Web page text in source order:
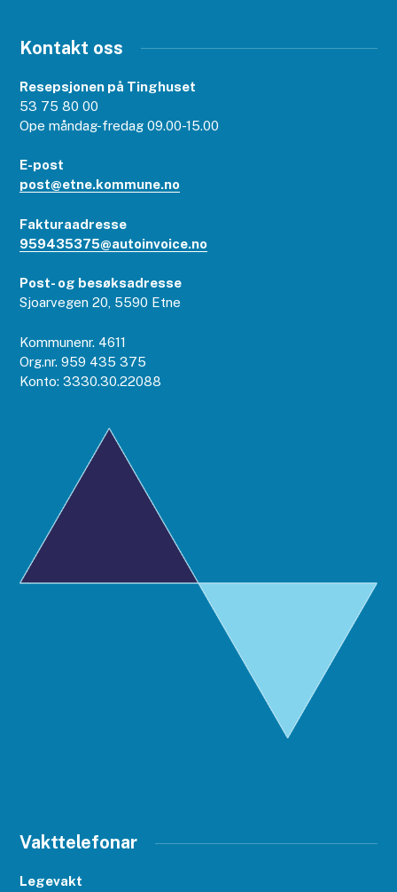
Kontakt oss
Resepsjonen på Tinghuset
53 75 80 00
Ope måndag-fredag 09.00-15.00
E-post
post@etne.kommune.no
Fakturaadresse
959435375@autoinvoice.no
Post- og besøksadresse
Sjoarvegen 20, 5590 Etne
Kommunenr. 4611
Org.nr. 959 435 375
Konto: 3330.30.22088
Vakttelefonar
Legevakt